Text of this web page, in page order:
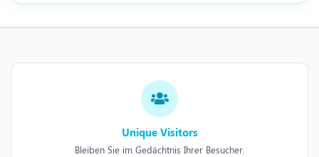
Unique Visitors
Bleiben Sie im Gedächtnis Ihrer Besucher.